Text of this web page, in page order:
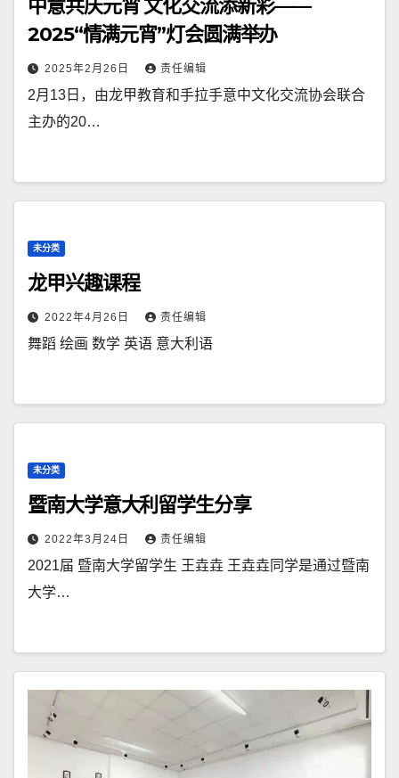
中意共庆元宵 文化交流添新彩——
2025“情满元宵”灯会圆满举办
2025年2月26日 责任编辑
2月13日，由龙甲教育和手拉手意中文化交流协会联合
主办的20…
未分类
龙甲兴趣课程
2022年4月26日 责任编辑
舞蹈 绘画 数学 英语 意大利语
未分类
暨南大学意大利留学生分享
2022年3月24日 责任编辑
2021届 暨南大学留学生 王垚垚 王垚垚同学是通过暨南
大学…